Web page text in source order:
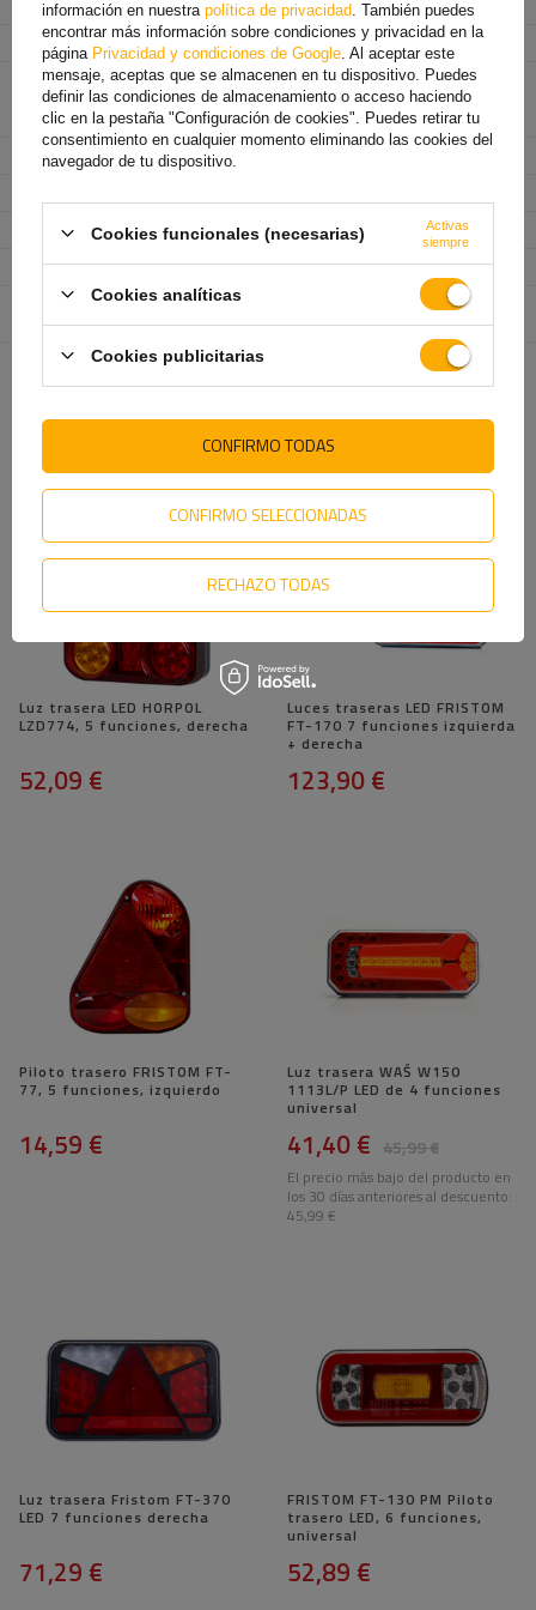
Tipo de conexión
cable
Longitud del cable
0,5 m
Funciones de la lámpara
Luz de posición,Luz de freno,
Indicador de dirección,Luz de marcha atrás
Luz antiniebla,Luz de gálibo,Reflector
Ancho
250 mm
Profundidad
30 mm
Clase de protección
IP 64
Entidad responsable de
este producto en la UE
Aspöck Systems Polska Sp. z o.o. más
Luz trasera LED HORPOL
LZD774, 5 funciones, derecha
52,09 €
Luces traseras LED FRISTOM
FT-170 7 funciones izquierda
+ derecha
123,90 €
Piloto trasero FRISTOM FT-
77, 5 funciones, izquierdo
14,59 €
Luz trasera WAŚ W150
1113L/P LED de 4 funciones
universal
45,99 €
41,40 €
El precio más bajo del producto en
los 30 días anteriores al descuento:
45,99 €
Luz trasera Fristom FT-370
LED 7 funciones derecha
71,29 €
FRISTOM FT-130 PM Piloto
trasero LED, 6 funciones,
universal
52,89 €
información en nuestra política de privacidad . También puedes
encontrar más información sobre condiciones y privacidad en la
página Privacidad y condiciones de Google . Al aceptar este
mensaje, aceptas que se almacenen en tu dispositivo. Puedes
definir las condiciones de almacenamiento o acceso haciendo
clic en la pestaña "Configuración de cookies". Puedes retirar tu
consentimiento en cualquier momento eliminando las cookies del
navegador de tu dispositivo.
Cookies funcionales (necesarias)
Activas
siempre
Cookies analíticas
Cookies publicitarias
CONFIRMO SELECCIONADAS
RECHAZO TODAS
CONFIRMO TODAS